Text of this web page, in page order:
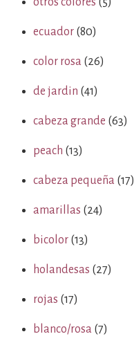
ecuador (80)
color rosa (26)
de jardin (41)
cabeza grande (63)
peach (13)
cabeza pequeña (17)
amarillas (24)
bicolor (13)
holandesas (27)
rojas (17)
blanco/rosa (7)